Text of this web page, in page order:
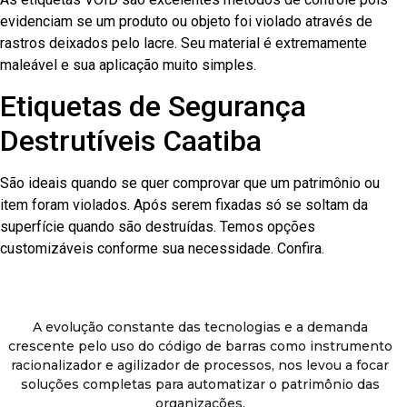
evidenciam se um produto ou objeto foi violado através de
rastros deixados pelo lacre. Seu material é extremamente
maleável e sua aplicação muito simples.
Etiquetas de Segurança
Destrutíveis Caatiba
São ideais quando se quer comprovar que um patrimônio ou
item foram violados. Após serem fixadas só se soltam da
superfície quando são destruídas. Temos opções
customizáveis conforme sua necessidade. Confira.
A evolução constante das tecnologias e a demanda
crescente pelo uso do código de barras como instrumento
racionalizador e agilizador de processos, nos levou a focar
soluções completas para automatizar o patrimônio das
organizações.